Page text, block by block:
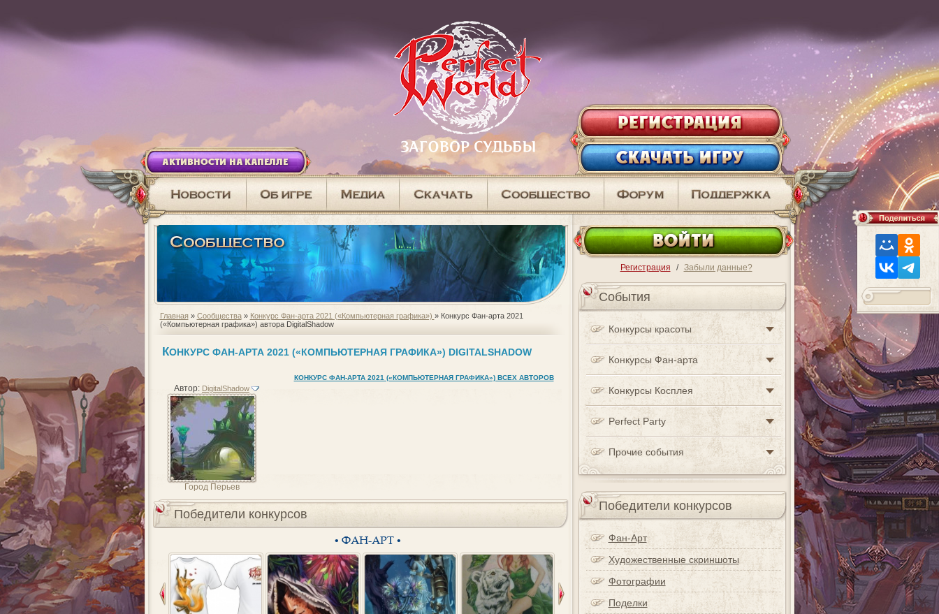
АКТИВНОСТИ НА КАПЕЛЛЕ
Главная » Сообщества » Конкурс Фан-арта 2021 («Компьютерная графика») » Конкурс Фан-арта 2021
(«Компьютерная графика») автора DigitalShadow
КОНКУРС ФАН-АРТА 2021 («КОМПЬЮТЕРНАЯ ГРАФИКА») DIGITALSHADOW
КОНКУРС ФАН-АРТА 2021 («КОМПЬЮТЕРНАЯ ГРАФИКА») ВСЕХ АВТОРОВ
Автор: DigitalShadow
Город Перьев
Победители конкурсов
• ФАН-АРТ •
Регистрация / Забыли данные?
Cобытия
Конкурсы красоты
Конкурсы Фан-арта
Конкурсы Косплея
Perfect Party
Прочие события
Победители конкурсов
Фан-Арт
Художественные скриншоты
Фотографии
Поделки